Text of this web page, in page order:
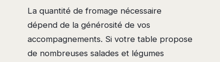
La quantité de fromage nécessaire
dépend de la générosité de vos
accompagnements. Si votre table propose
de nombreuses salades et légumes